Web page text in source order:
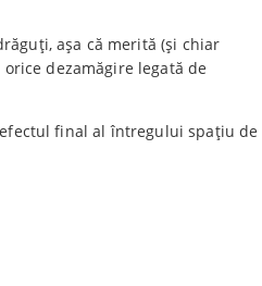
așa că merită (și chiar
dezamăgire legată de
final al întregului spațiu de